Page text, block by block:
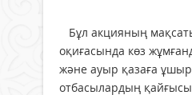
Бұл акцияның
оқиғасында көз
және ауыр қазаға
отбасылардың